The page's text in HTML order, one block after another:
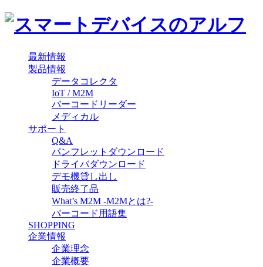
最新情報
製品情報
データコレクタ
IoT / M2M
バーコードリーダー
メディカル
サポート
Q&A
パンフレットダウンロード
ドライバダウンロード
デモ機貸し出し
販売終了品
What’s M2M -M2Mとは?-
バーコード用語集
SHOPPING
企業情報
企業理念
企業概要